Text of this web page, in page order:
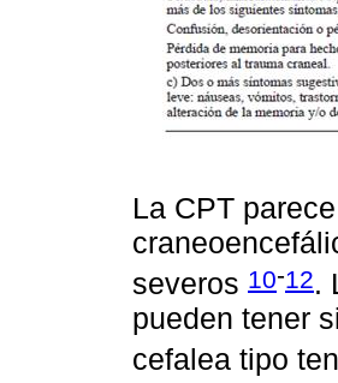
La CPT
severos 10-12.
pueden tener
cefalea tipo